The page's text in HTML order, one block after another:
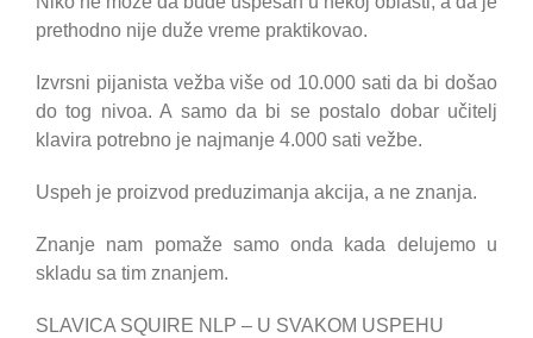
prethodno nije duže vreme praktikovao.
Izvrsni pijanista vežba više od 10.000 sati da bi došao
do tog nivoa. A samo da bi se postalo dobar učitelj
klavira potrebno je najmanje 4.000 sati vežbe.
Uspeh je proizvod preduzimanja akcija, a ne znanja.
Znanje nam pomaže samo onda kada delujemo u
skladu sa tim znanjem.
SLAVICA SQUIRE NLP – U SVAKOM USPEHU